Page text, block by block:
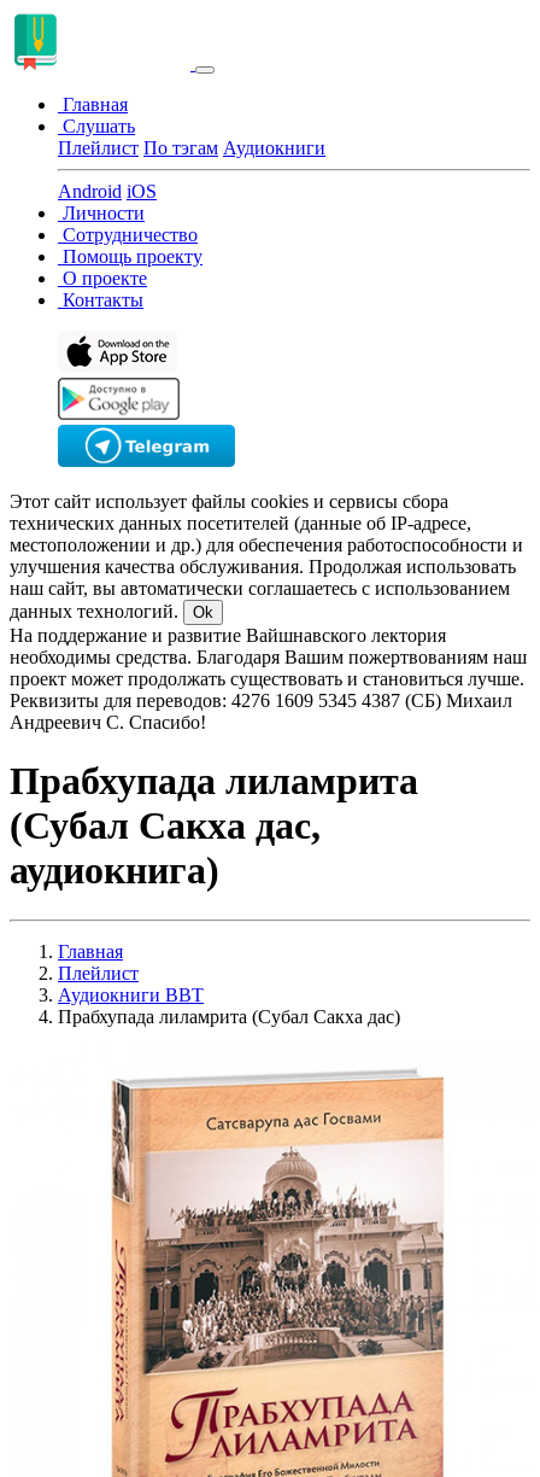
Главная
Слушать
Плейлист По тэгам Аудиокниги
Android iOS
Личности
Сотрудничество
Помощь проекту
О проекте
Контакты
Этот сайт использует файлы cookies и сервисы сбора
технических данных посетителей (данные об IP-адресе,
местоположении и др.) для обеспечения работоспособности и
улучшения качества обслуживания. Продолжая использовать
наш сайт, вы автоматически соглашаетесь с использованием
данных технологий.
Ok
На поддержание и развитие Вайшнавского лектория
необходимы средства. Благодаря Вашим пожертвованиям наш
проект может продолжать существовать и становиться лучше.
Реквизиты для переводов: 4276 1609 5345 4387 (СБ) Михаил
Андреевич С. Спасибо!
Прабхупада лиламрита
(Субал Сакха дас,
аудиокнига)
Главная
Плейлист
Аудиокниги BBT
Прабхупада лиламрита (Субал Сакха дас)